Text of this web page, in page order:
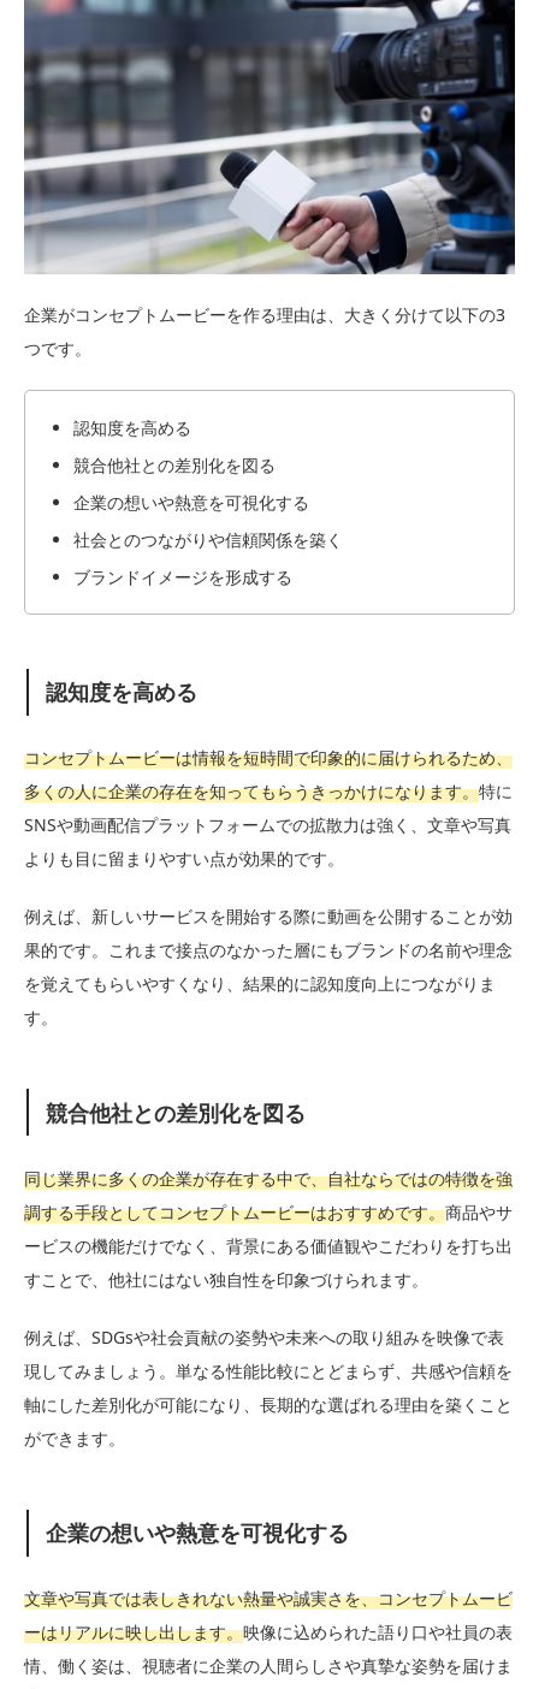
企業がコンセプトムービーを作る理由は、大きく分けて以下の3
つです。
認知度を高める
競合他社との差別化を図る
企業の想いや熱意を可視化する
社会とのつながりや信頼関係を築く
ブランドイメージを形成する
認知度を高める
コンセプトムービーは情報を短時間で印象的に届けられるため、
多くの人に企業の存在を知ってもらうきっかけになります。特に
SNSや動画配信プラットフォームでの拡散力は強く、文章や写真
よりも目に留まりやすい点が効果的です。
例えば、新しいサービスを開始する際に動画を公開することが効
果的です。これまで接点のなかった層にもブランドの名前や理念
を覚えてもらいやすくなり、結果的に認知度向上につながりま
す。
競合他社との差別化を図る
同じ業界に多くの企業が存在する中で、自社ならではの特徴を強
調する手段としてコンセプトムービーはおすすめです。商品やサ
ービスの機能だけでなく、背景にある価値観やこだわりを打ち出
すことで、他社にはない独自性を印象づけられます。
例えば、SDGsや社会貢献の姿勢や未来への取り組みを映像で表
現してみましょう。単なる性能比較にとどまらず、共感や信頼を
軸にした差別化が可能になり、長期的な選ばれる理由を築くこと
ができます。
企業の想いや熱意を可視化する
文章や写真では表しきれない熱量や誠実さを、コンセプトムービ
ーはリアルに映し出します。映像に込められた語り口や社員の表
情、働く姿は、視聴者に企業の人間らしさや真摯な姿勢を届けま